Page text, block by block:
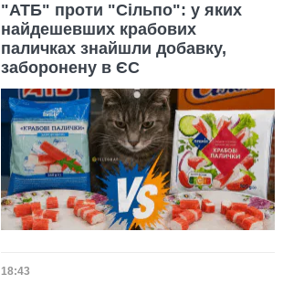
"АТБ" проти "Сільпо": у яких
найдешевших крабових
паличках знайшли добавку,
заборонену в ЄС
Дата публікації
18:43